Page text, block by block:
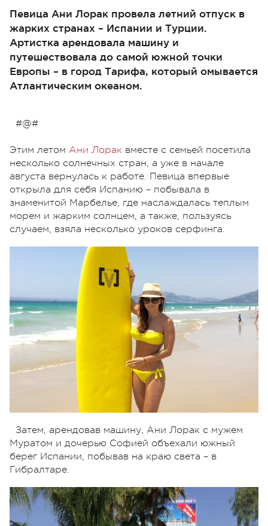
Певица Ани Лорак провела летний отпуск в
жарких странах – Испании и Турции.
Артистка арендовала машину и
путешествовала до самой южной точки
Европы – в город Тарифа, который омывается
Атлантическим океаном.
#@#
Этим летом Ани Лорак вместе с семьей посетила
несколько солнечных стран, а уже в начале
августа вернулась к работе. Певица впервые
открыла для себя Испанию – побывала в
знаменитой Марбелье, где наслаждалась теплым
морем и жарким солнцем, а также, пользуясь
случаем, взяла несколько уроков серфинга.
Затем, арендовав машину, Ани Лорак с мужем
Муратом и дочерью Софией объехали южный
берег Испании, побывав на краю света – в
Гибралтаре.